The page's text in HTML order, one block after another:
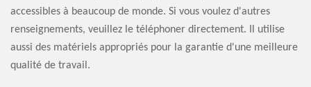
accessibles à beaucoup de monde. Si vous voulez d'autres
renseignements, veuillez le téléphoner directement. Il utilise
aussi des matériels appropriés pour la garantie d'une meilleure
qualité de travail.